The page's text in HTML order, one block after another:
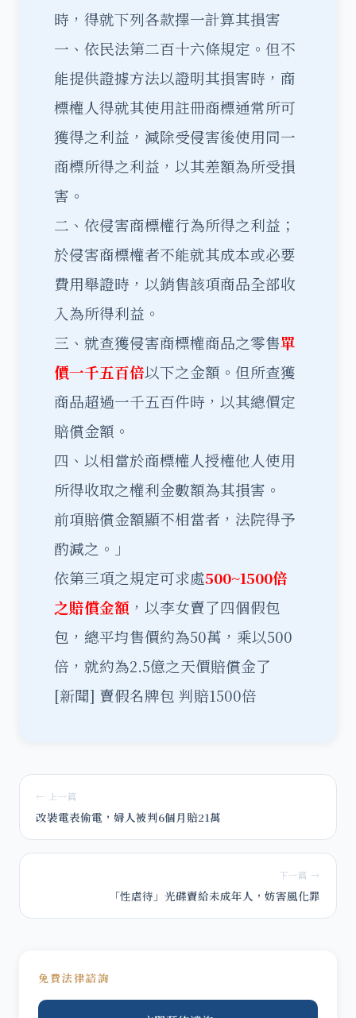
時，得就下列各款擇一計算其損害
一、依民法第二百十六條規定。但不
能提供證據方法以證明其損害時，商
標權人得就其使用註冊商標通常所可
獲得之利益，減除受侵害後使用同一
商標所得之利益，以其差額為所受損
害。
二、依侵害商標權行為所得之利益；
於侵害商標權者不能就其成本或必要
費用舉證時，以銷售該項商品全部收
入為所得利益。
三、就查獲侵害商標權商品之零售單
價一千五百倍以下之金額。但所查獲
商品超過一千五百件時，以其總價定
賠償金額。
四、以相當於商標權人授權他人使用
所得收取之權利金數額為其損害。
前項賠償金額顯不相當者，法院得予
酌減之。」
依第三項之規定可求處500~1500倍
之賠償金額 ，以李女賣了四個假包
包，總平均售價約為50萬，乘以500
倍，就約為2.5億之天價賠償金了
[新聞] 賣假名牌包 判賠1500倍
← 上一篇
改裝電表偷電，婦人被判6個月賠21萬
下一篇 →
「性虐待」光碟賣給未成年人，妨害風化罪
免費法律諮詢